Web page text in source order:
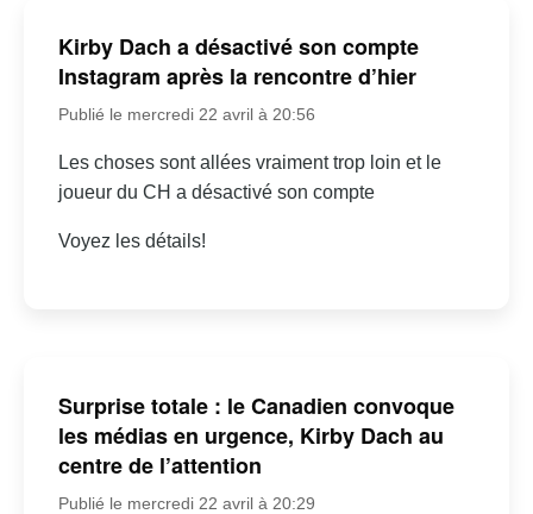
Kirby Dach a désactivé son compte
Instagram après la rencontre d’hier
Publié le mercredi 22 avril à 20:56
Les choses sont allées vraiment trop loin et le
joueur du CH a désactivé son compte
Voyez les détails!
Surprise totale : le Canadien convoque
les médias en urgence, Kirby Dach au
centre de l’attention
Publié le mercredi 22 avril à 20:29